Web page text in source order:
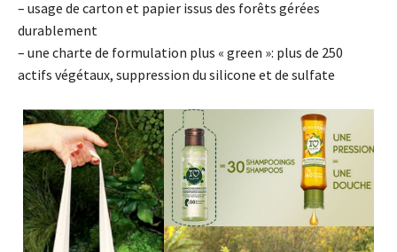
– usage de carton et papier issus des forêts gérées
durablement
– une charte de formulation plus « green »: plus de 250
actifs végétaux, suppression du silicone et de sulfate